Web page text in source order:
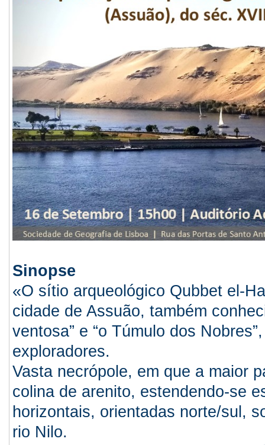
Sinopse
«O sítio arqueológico Qubbet el-
cidade de Assuão, também
ventosa” e “o Túmulo dos
exploradores.
Vasta necrópole, em que a maior
colina de arenito, estendendo-se
horizontais, orientadas norte/sul,
rio Nilo.